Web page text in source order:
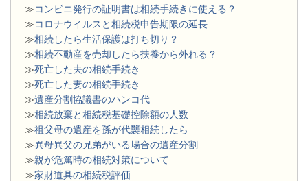
≫コンビニ発行の証明書は相続手続きに使える？
≫コロナウイルスと相続税申告期限の延長
≫相続したら生活保護は打ち切り？
≫相続不動産を売却したら扶養から外れる？
≫死亡した夫の相続手続き
≫死亡した妻の相続手続き
≫遺産分割協議書のハンコ代
≫相続放棄と相続税基礎控除額の人数
≫祖父母の遺産を孫が代襲相続したら
≫異母異父の兄弟がいる場合の遺産分割
≫親が危篤時の相続対策について
≫家財道具の相続税評価